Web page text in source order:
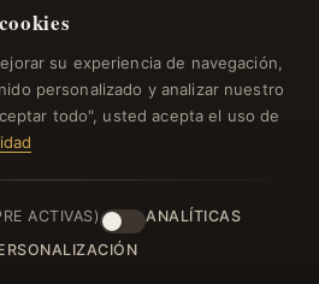
su experiencia de navegación,
personalizado y analizar nuestro
todo", usted acepta el uso de
ACTIVAS)
ANALÍTICAS